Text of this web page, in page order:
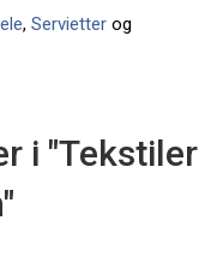
, Servietter og
i "Tekstiler